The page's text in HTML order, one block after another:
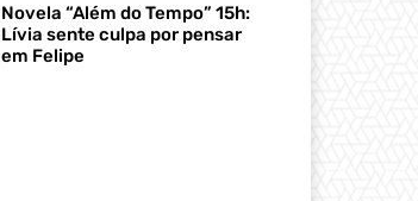
Novela “Além do Tempo” 15h:
Lívia sente culpa por pensar
em Felipe